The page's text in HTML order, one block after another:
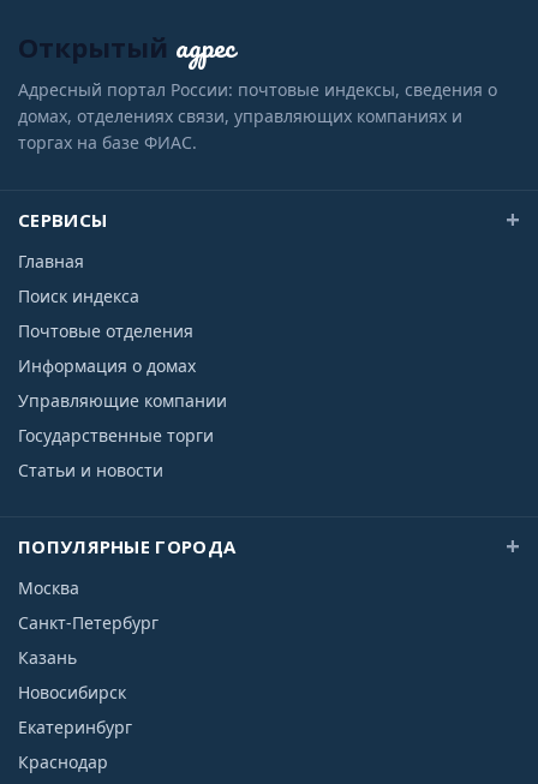
Открытый адрес
Адресный портал России: почтовые индексы, сведения о
домах, отделениях связи, управляющих компаниях и
торгах на базе ФИАС.
СЕРВИСЫ
Главная
Поиск индекса
Почтовые отделения
Информация о домах
Управляющие компании
Государственные торги
Статьи и новости
ПОПУЛЯРНЫЕ ГОРОДА
Москва
Санкт-Петербург
Казань
Новосибирск
Екатеринбург
Краснодар